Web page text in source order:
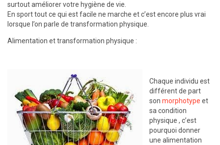
surtout améliorer votre hygiène de vie.
En sport tout ce qui est facile ne marche et c’est encore plus vrai
lorsque l’on parle de transformation physique.
Alimentation et transformation physique :
Chaque individu est
différent de part
son morphotype et
sa condition
physique , c’est
pourquoi donner
une alimentation